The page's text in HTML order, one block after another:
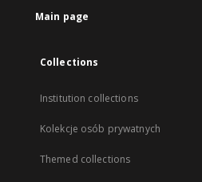
Main page
Collections
Institution collections
Kolekcje osób prywatnych
Themed collections